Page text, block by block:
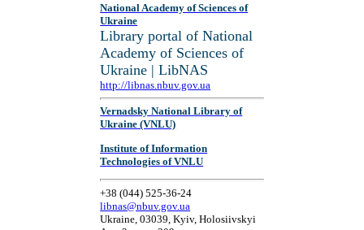
National Academy of Sciences of
Ukraine
Library portal of National
Academy of Sciences of
Ukraine | LibNAS
http://libnas.nbuv.gov.ua
Vernadsky National Library of
Ukraine (VNLU)
Institute of Information
Technologies of VNLU
+38 (044) 525-36-24
libnas@nbuv.gov.ua
Ukraine, 03039, Kyiv, Holosiivskyi